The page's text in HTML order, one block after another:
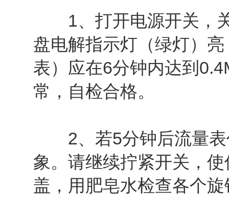
1、打开电源开关，关
盘电解指示灯（绿灯）
表）应在6分钟内达到
常，自检合格。
2、若5分钟后流量表
象。请继续拧紧开关，
盖，用肥皂水检查各个